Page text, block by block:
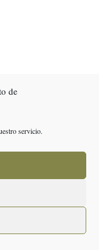
de
servicio.